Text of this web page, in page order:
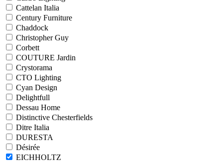
Cattelan Italia
Century Furniture
Chaddock
Christopher Guy
Corbett
COUTURE Jardin
Crystorama
CTO Lighting
Cyan Design
Delightfull
Dessau Home
Distinctive Chesterfields
Ditre Italia
DURESTA
Désirée
EICHHOLTZ